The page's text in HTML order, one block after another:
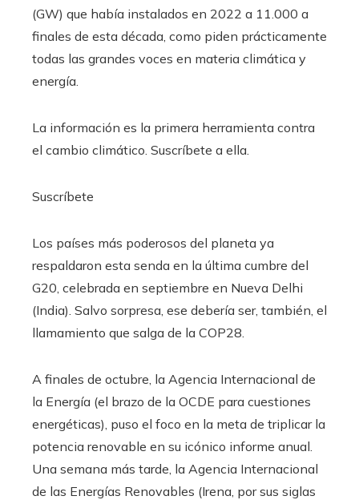
(GW) que había instalados en 2022 a 11.000 a
finales de esta década, como piden prácticamente
todas las grandes voces en materia climática y
energía.
La información es la primera herramienta contra
el cambio climático. Suscríbete a ella.
Suscríbete
Los países más poderosos del planeta ya
respaldaron esta senda en la última cumbre del
G20, celebrada en septiembre en Nueva Delhi
(India). Salvo sorpresa, ese debería ser, también, el
llamamiento que salga de la COP28.
A finales de octubre, la Agencia Internacional de
la Energía (el brazo de la OCDE para cuestiones
energéticas), puso el foco en la meta de triplicar la
potencia renovable en su icónico informe anual.
Una semana más tarde, la Agencia Internacional
de las Energías Renovables (Irena, por sus siglas